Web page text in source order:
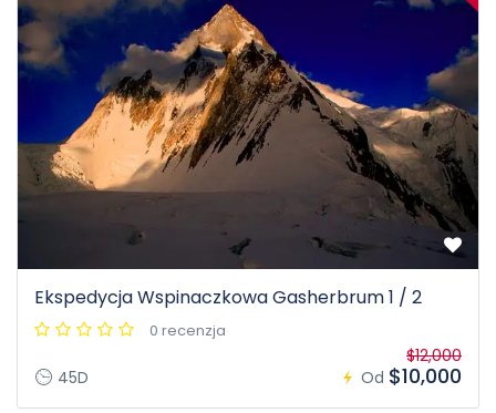
Ekspedycja Wspinaczkowa Gasherbrum 1 / 2
0 recenzja
45D Od
$12,000
$10,000